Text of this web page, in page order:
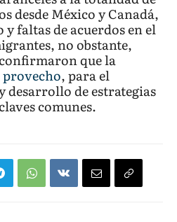
desde México y Canadá,
faltas de acuerdos en el
no obstante,
que la
provecho, para el
desarrollo de estrategias
comunes.